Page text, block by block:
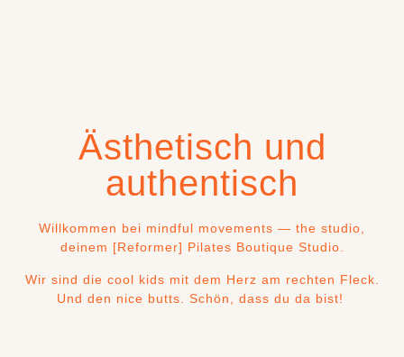
Ästhetisch und
authentisch
Willkommen bei mindful movements — the studio,
deinem [Reformer] Pilates Boutique Studio.
Wir sind die cool kids mit dem Herz am rechten Fleck.
Und den nice butts. Schön, dass du da bist!